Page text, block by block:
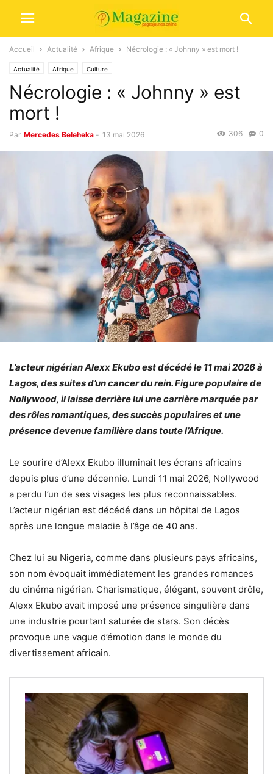
Accueil Actualité Afrique Nécrologie : « Johnny » est mort !
Actualité Afrique Culture
Nécrologie : « Johnny » est
mort !
Par Mercedes Beleheka - 13 mai 2026 0
306
L’acteur nigérian Alexx Ekubo est décédé le 11 mai 2026 à
Lagos, des suites d’un cancer du rein. Figure populaire de
Nollywood, il laisse derrière lui une carrière marquée par
des rôles romantiques, des succès populaires et une
présence devenue familière dans toute l’Afrique.
Le sourire d’Alexx Ekubo illuminait les écrans africains
depuis plus d’une décennie. Lundi 11 mai 2026, Nollywood
a perdu l’un de ses visages les plus reconnaissables.
L’acteur nigérian est décédé dans un hôpital de Lagos
après une longue maladie à l’âge de 40 ans.
Chez lui au Nigeria, comme dans plusieurs pays africains,
son nom évoquait immédiatement les grandes romances
du cinéma nigérian. Charismatique, élégant, souvent drôle,
Alexx Ekubo avait imposé une présence singulière dans
une industrie pourtant saturée de stars. Son décès
provoque une vague d’émotion dans le monde du
divertissement africain.